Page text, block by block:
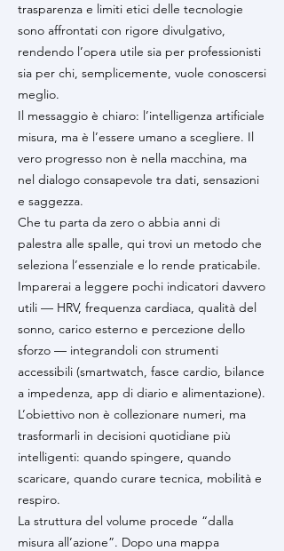
trasparenza e limiti etici delle tecnologie
sono affrontati con rigore divulgativo,
rendendo l’opera utile sia per professionisti
sia per chi, semplicemente, vuole conoscersi
meglio.
Il messaggio è chiaro: l’intelligenza artificiale
misura, ma è l’essere umano a scegliere. Il
vero progresso non è nella macchina, ma
nel dialogo consapevole tra dati, sensazioni
e saggezza.
Che tu parta da zero o abbia anni di
palestra alle spalle, qui trovi un metodo che
seleziona l’essenziale e lo rende praticabile.
Imparerai a leggere pochi indicatori davvero
utili — HRV, frequenza cardiaca, qualità del
sonno, carico esterno e percezione dello
sforzo — integrandoli con strumenti
accessibili (smartwatch, fasce cardio, bilance
a impedenza, app di diario e alimentazione).
L’obiettivo non è collezionare numeri, ma
trasformarli in decisioni quotidiane più
intelligenti: quando spingere, quando
scaricare, quando curare tecnica, mobilità e
respiro.
La struttura del volume procede “dalla
misura all’azione”. Dopo una mappa